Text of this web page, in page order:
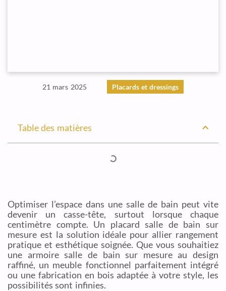
21 mars 2025 Placards et dressings
Table des matières
Optimiser l’espace dans une salle de bain peut vite
devenir un casse-tête, surtout lorsque chaque
centimètre compte. Un placard salle de bain sur
mesure est la solution idéale pour allier rangement
pratique et esthétique soignée. Que vous souhaitiez
une armoire salle de bain sur mesure au design
raffiné, un meuble fonctionnel parfaitement intégré
ou une fabrication en bois adaptée à votre style, les
possibilités sont infinies.